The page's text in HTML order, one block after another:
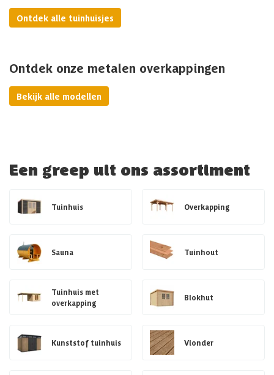
Ontdek alle tuinhuisjes
Ontdek onze metalen overkappingen
Bekijk alle modellen
Een greep uit ons assortiment
Tuinhuis Overkapping
Sauna Tuinhout
Tuinhuis met
overkapping
Blokhut
Kunststof tuinhuis Vlonder